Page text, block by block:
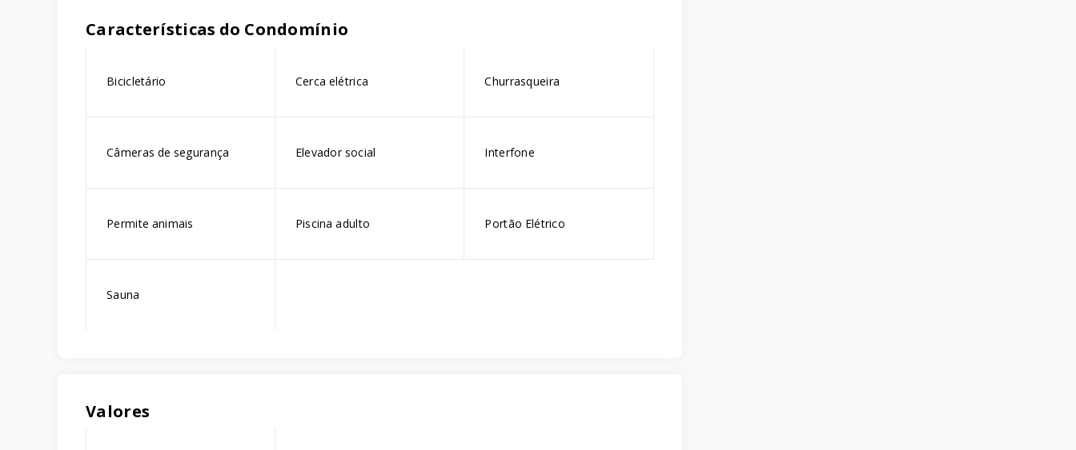
Características do Condomínio
Bicicletário Cerca elétrica Churrasqueira
Câmeras de segurança Elevador social Interfone
Permite animais Piscina adulto Portão Elétrico
Sauna
Valores